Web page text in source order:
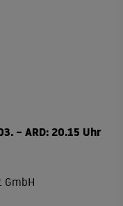
– ARD: 20.15 Uhr
GmbH